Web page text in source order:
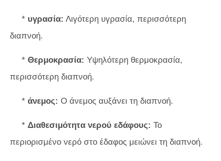
* υγρασία: Λιγότερη υγρασία, περισσότερη
διαπνοή.
* Θερμοκρασία: Υψηλότερη θερμοκρασία,
περισσότερη διαπνοή.
* άνεμος: Ο άνεμος αυξάνει τη διαπνοή.
* Διαθεσιμότητα νερού εδάφους: Το
περιορισμένο νερό στο έδαφος μειώνει τη διαπνοή.